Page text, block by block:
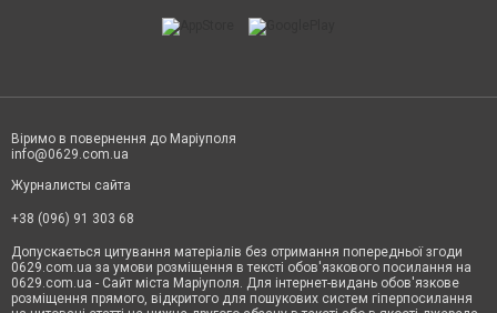
Віримо в повернення до Маріуполя
info@0629.com.ua
Журналисты сайта
+38 (096) 91 303 68
Допускається цитування матеріалів без отримання попередньої згоди
0629.com.ua за умови розміщення в тексті обов'язкового посилання на
0629.com.ua - Сайт міста Маріуполя. Для інтернет-видань обов'язкове
розміщення прямого, відкритого для пошукових систем гіперпосилання